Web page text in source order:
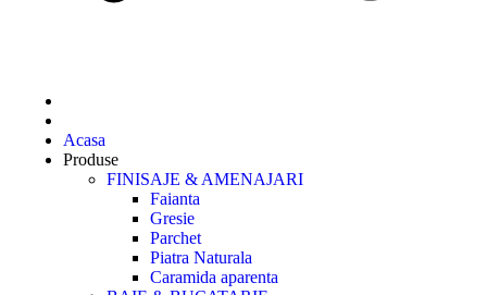
Acasa
Produse
FINISAJE & AMENAJARI
Faianta
Gresie
Parchet
Piatra Naturala
Caramida aparenta